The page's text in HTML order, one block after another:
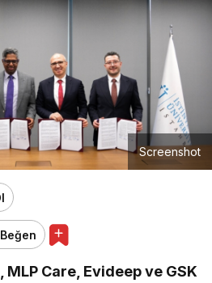
Screenshot
Beğen
Care, Evideep ve GSK